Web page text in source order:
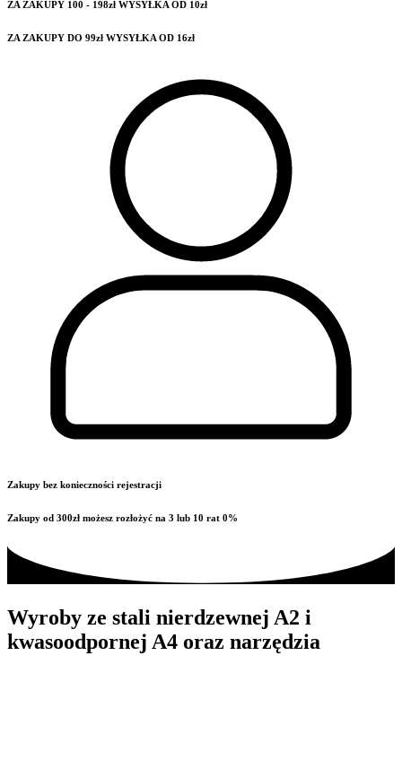
ZA ZAKUPY 100 - 198zł WYSYŁKA OD 10zł
ZA ZAKUPY DO 99zł WYSYŁKA OD 16zł
Zakupy bez konieczności rejestracji
Zakupy od 300zł możesz rozłożyć na 3 lub 10 rat 0%
Wyroby ze stali nierdzewnej A2 i
kwasoodpornej A4 oraz narzędzia